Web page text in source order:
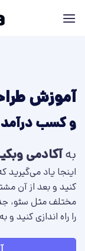
آموزش
و کسب درآمد
بهآکادمی
اینجا یاد
کنید و بعد از آن
مختلف مثل سئو،
را راه ‌اندازی کنید و به